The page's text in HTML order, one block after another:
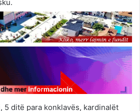
5 ditë para konklavës, kardinalët